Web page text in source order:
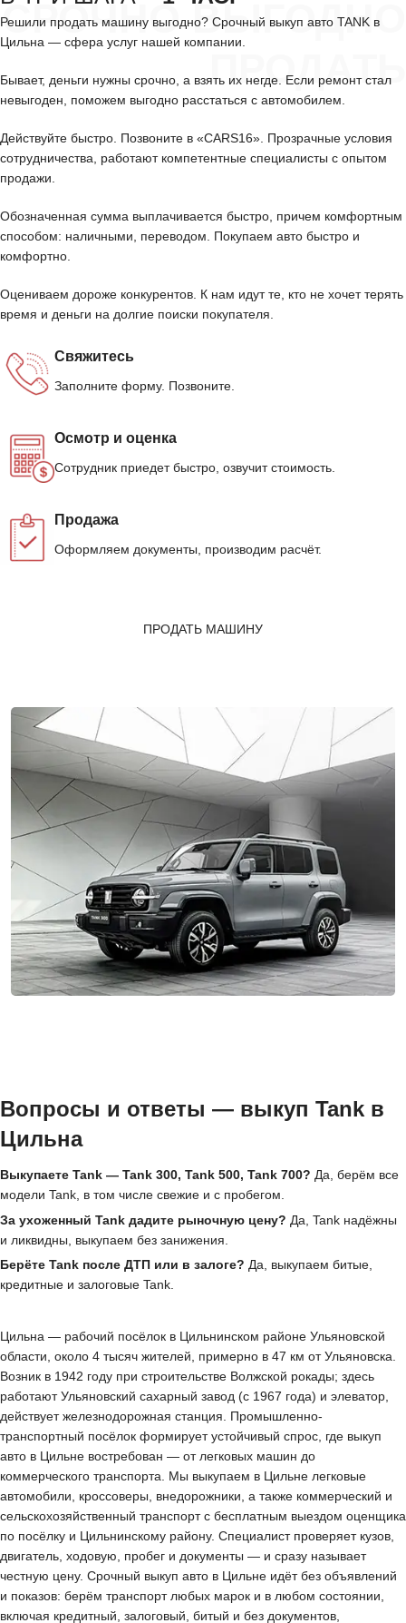
СРОЧНО ВЫГОДНО
ПРОДАТЬ
Решили продать машину выгодно? Срочный выкуп авто TANK в
Цильна — сфера услуг нашей компании.
Бывает, деньги нужны срочно, а взять их негде. Если ремонт стал
невыгоден, поможем выгодно расстаться с автомобилем.
Действуйте быстро. Позвоните в «CARS16». Прозрачные условия
сотрудничества, работают компетентные специалисты с опытом
продажи.
Обозначенная сумма выплачивается быстро, причем комфортным
способом: наличными, переводом. Покупаем авто быстро и
комфортно.
Оцениваем дороже конкурентов. К нам идут те, кто не хочет терять
время и деньги на долгие поиски покупателя.
Свяжитесь
Заполните форму. Позвоните.
Осмотр и оценка
Сотрудник приедет быстро, озвучит стоимость.
Продажа
Оформляем документы, производим расчёт.
ПРОДАТЬ МАШИНУ
Вопросы и ответы — выкуп Tank в
Цильна
Выкупаете Tank — Tank 300, Tank 500, Tank 700? Да, берём все
модели Tank, в том числе свежие и с пробегом.
За ухоженный Tank дадите рыночную цену? Да, Tank надёжны
и ликвидны, выкупаем без занижения.
Берёте Tank после ДТП или в залоге? Да, выкупаем битые,
кредитные и залоговые Tank.
Цильна — рабочий посёлок в Цильнинском районе Ульяновской
области, около 4 тысяч жителей, примерно в 47 км от Ульяновска.
Возник в 1942 году при строительстве Волжской рокады; здесь
работают Ульяновский сахарный завод (с 1967 года) и элеватор,
действует железнодорожная станция. Промышленно-
транспортный посёлок формирует устойчивый спрос, где выкуп
авто в Цильне востребован — от легковых машин до
коммерческого транспорта. Мы выкупаем в Цильне легковые
автомобили, кроссоверы, внедорожники, а также коммерческий и
сельскохозяйственный транспорт с бесплатным выездом оценщика
по посёлку и Цильнинскому району. Специалист проверяет кузов,
двигатель, ходовую, пробег и документы — и сразу называет
честную цену. Срочный выкуп авто в Цильне идёт без объявлений
и показов: берём транспорт любых марок и в любом состоянии,
включая кредитный, залоговый, битый и без документов,